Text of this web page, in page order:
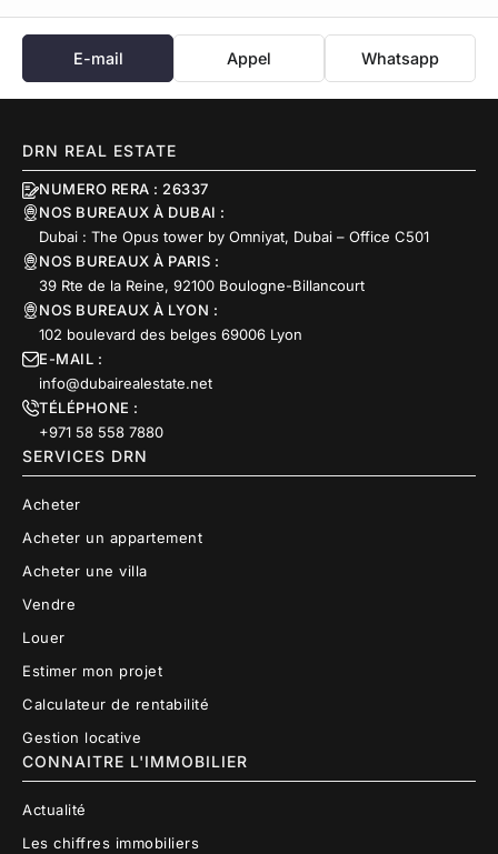
E-mail Appel Whatsapp
DRN REAL ESTATE
NUMERO RERA : 26337
NOS BUREAUX À DUBAI :
Dubai : The Opus tower by Omniyat, Dubai – Office C501
NOS BUREAUX À PARIS :
39 Rte de la Reine, 92100 Boulogne-Billancourt
NOS BUREAUX À LYON :
102 boulevard des belges 69006 Lyon
E-MAIL :
info@dubairealestate.net
TÉLÉPHONE :
+971 58 558 7880
SERVICES DRN
Acheter
Acheter un appartement
Acheter une villa
Vendre
Louer
Estimer mon projet
Calculateur de rentabilité
Gestion locative
CONNAITRE L'IMMOBILIER
Actualité
Les chiffres immobiliers